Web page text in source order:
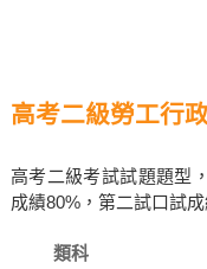
高考二級勞工行
高考二級考試試題題型
成績80%，第二試口試
類科